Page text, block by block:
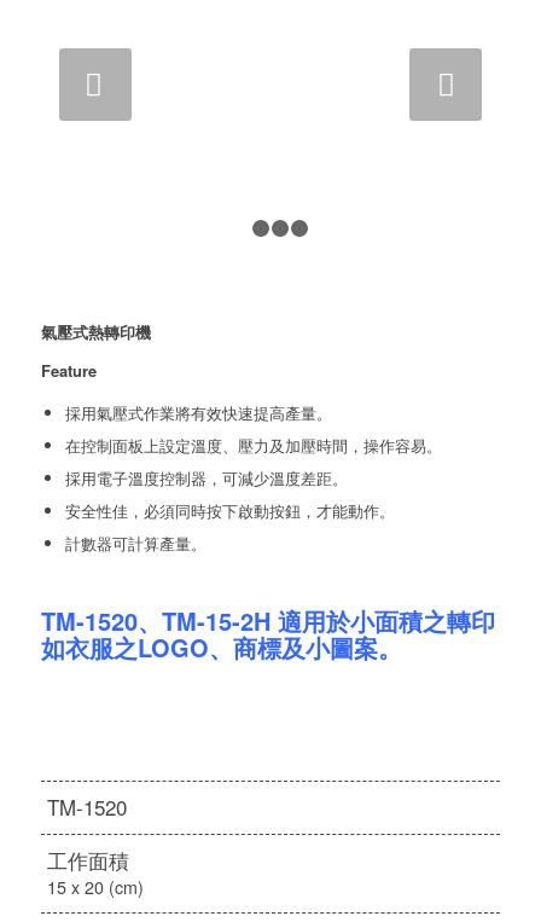
氣壓式熱轉印機
Feature
採用氣壓式作業將有效快速提高產量。
在控制面板上設定溫度、壓力及加壓時間，操作容易。
採用電子溫度控制器，可減少溫度差距。
安全性佳，必須同時按下啟動按鈕，才能動作。
計數器可計算產量。
TM-1520、TM-15-2H 適用於小面積之轉印
如衣服之LOGO、商標及小圖案。
TM-1520
工作面積
15 x 20 (cm)